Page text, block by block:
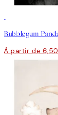
Bubblegum
À partir de